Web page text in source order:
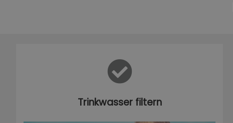
Trinkwasser filtern